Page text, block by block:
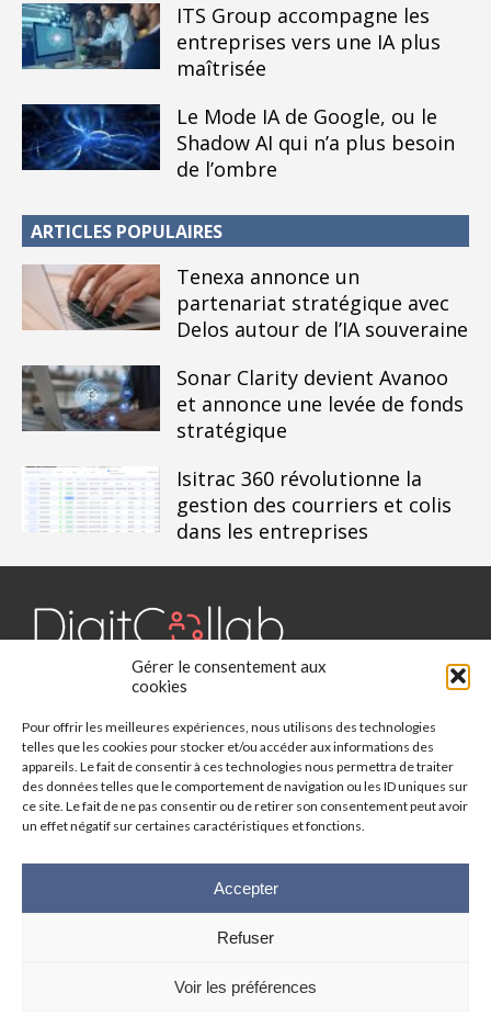
Gérer le consentement aux
cookies
Pour offrir les meilleures expériences, nous utilisons des technologies
telles que les cookies pour stocker et/ou accéder aux informations des
appareils. Le fait de consentir à ces technologies nous permettra de traiter
des données telles que le comportement de navigation ou les ID uniques sur
ce site. Le fait de ne pas consentir ou de retirer son consentement peut avoir
un effet négatif sur certaines caractéristiques et fonctions.
Accepter
Refuser
Voir les préférences
ITS Group accompagne les
entreprises vers une IA plus
maîtrisée
Le Mode IA de Google, ou le
Shadow AI qui n’a plus besoin
de l’ombre
ARTICLES POPULAIRES
Tenexa annonce un
partenariat stratégique avec
Delos autour de l’IA souveraine
Sonar Clarity devient Avanoo
et annonce une levée de fonds
stratégique
Isitrac 360 révolutionne la
gestion des courriers et colis
dans les entreprises
Digit Collab est un média dédié aux outils collaboratifs, retrouvez
des études, des évènements, des livres blancs et les nominations
du secteur. Retrouvez toutes les informations sur les innovations
des outils collaboratifs.
Vous cherchez quelque chose ?
| Google reCAPTCHA :Confidentialité